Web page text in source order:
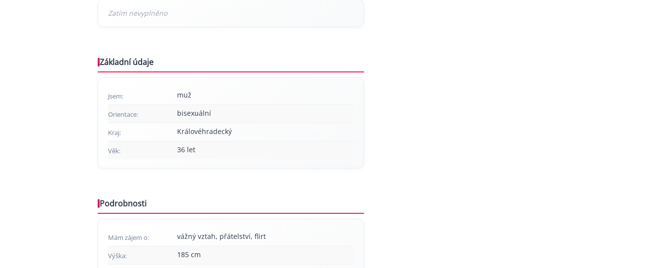
Základní údaje
Jsem: muž
Orientace: bisexuální
Kraj: Královéhradecký
Věk: 36 let
Podrobnosti
Mám zájem o: vážný vztah, přátelství, flirt
Výška: 185 cm